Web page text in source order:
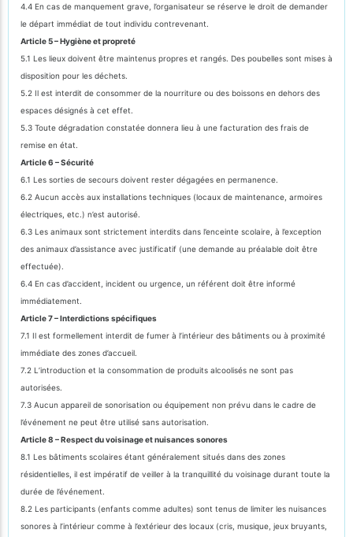
4.4 En cas de manquement grave, l’organisateur se réserve le droit de demander
le départ immédiat de tout individu contrevenant.
Article 5 – Hygiène et propreté
5.1 Les lieux doivent être maintenus propres et rangés. Des poubelles sont mises à
disposition pour les déchets.
5.2 Il est interdit de consommer de la nourriture ou des boissons en dehors des
espaces désignés à cet effet.
5.3 Toute dégradation constatée donnera lieu à une facturation des frais de
remise en état.
Article 6 – Sécurité
6.1 Les sorties de secours doivent rester dégagées en permanence.
6.2 Aucun accès aux installations techniques (locaux de maintenance, armoires
électriques, etc.) n’est autorisé.
6.3 Les animaux sont strictement interdits dans l’enceinte scolaire, à l’exception
des animaux d’assistance avec justificatif (une demande au préalable doit être
effectuée).
6.4 En cas d’accident, incident ou urgence, un référent doit être informé
immédiatement.
Article 7 – Interdictions spécifiques
7.1 Il est formellement interdit de fumer à l’intérieur des bâtiments ou à proximité
immédiate des zones d’accueil.
7.2 L’introduction et la consommation de produits alcoolisés ne sont pas
autorisées.
7.3 Aucun appareil de sonorisation ou équipement non prévu dans le cadre de
l’événement ne peut être utilisé sans autorisation.
Article 8 – Respect du voisinage et nuisances sonores
8.1 Les bâtiments scolaires étant généralement situés dans des zones
résidentielles, il est impératif de veiller à la tranquillité du voisinage durant toute la
durée de l’événement.
8.2 Les participants (enfants comme adultes) sont tenus de limiter les nuisances
sonores à l’intérieur comme à l’extérieur des locaux (cris, musique, jeux bruyants,